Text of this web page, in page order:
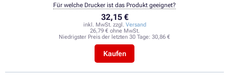
32,15 €
inkl. MwSt. zzgl. Versand
26,79 € ohne MwSt.
Niedrigster Preis der letzten 30 Tage: 30,86 €
Kaufen
Für welche Drucker ist das Produkt geeignet?